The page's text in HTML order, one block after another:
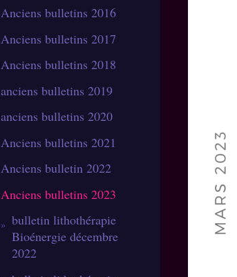
Anciens bulletins 2016
Anciens bulletins 2017
Anciens bulletins 2018
anciens bulletins 2019
anciens bulletins 2020
Anciens bulletins 2021
Anciens bulletin 2022
Anciens bulletins 2023
bulletin lithothérapie
Bioénergie décembre
2022